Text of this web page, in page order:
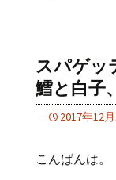
スパゲ
鱈と白子
2017年12
こんばんは。